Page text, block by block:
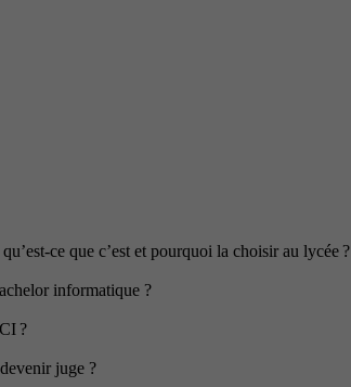
ce que c’est et pourquoi la choisir au lycée ?
informatique ?
?
juge ?